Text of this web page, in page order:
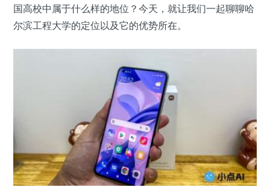
国高校中属于什么样的地位？今天，就让我们一起聊聊哈
尔滨工程大学的定位以及它的优势所在。